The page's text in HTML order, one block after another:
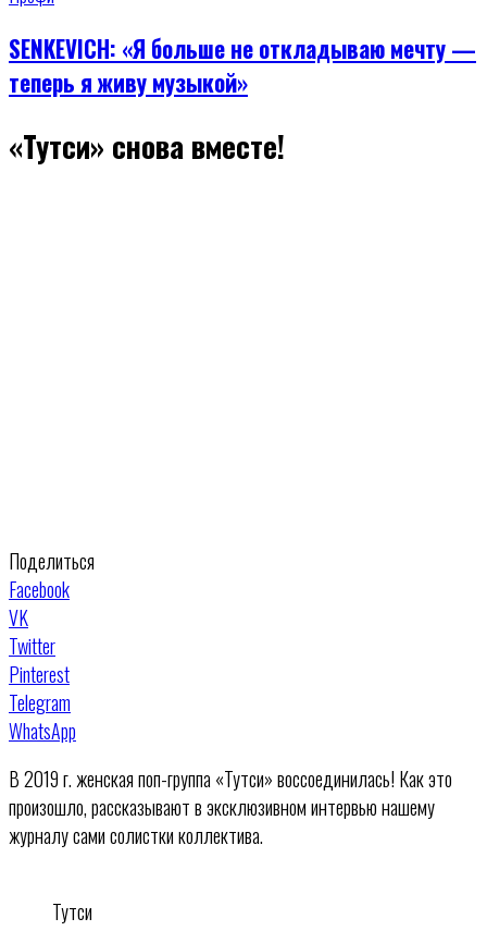
SENKEVICH: «Я больше не откладываю мечту —
теперь я живу музыкой»
«Тутси» снова вместе!
Поделиться
Facebook
VK
Twitter
Pinterest
Telegram
WhatsApp
В 2019 г. женская поп-группа «Тутси» воссоединилась! Как это
произошло, рассказывают в эксклюзивном интервью нашему
журналу сами солистки коллектива.
Тутси